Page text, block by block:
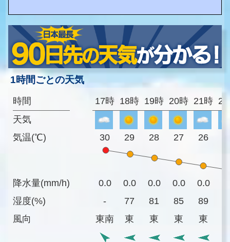
1時間ごとの天気
時間
天気
気温(℃)
降水量(mm/h)
湿度(%)
風向
17時 18時 19時 20時 21時
30 29 28 27 26
0.0 0.0 0.0 0.0 0.0
-
77 81 85 89
東南
東 東 東 東